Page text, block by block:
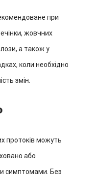
при
жовчних
а також у
коли необхідно
змін.
протоків можуть
або
симптомами. Без